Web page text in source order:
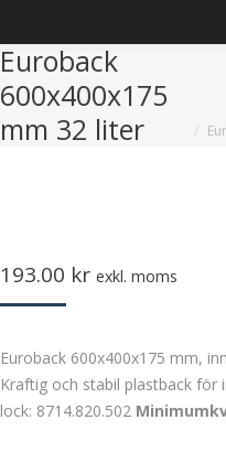
Euroback
600x400x175
mm 32 liter
193.00 kr exkl. moms
Euroback 600x400x175 mm,
Kraftig och stabil plastback för
lock: 8714.820.502